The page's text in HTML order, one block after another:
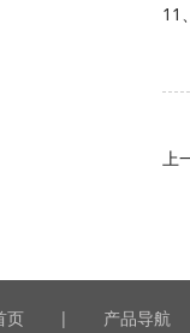
11
上
页 | 产品导航